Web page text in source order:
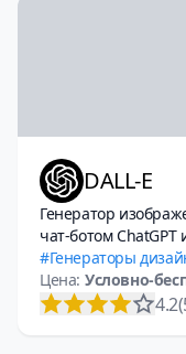
DALL-E
Генератор
чат-ботом
Генераторы
Цена: Условно-
4.2